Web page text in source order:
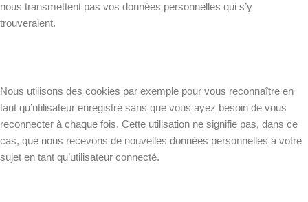
nous transmettent pas vos données personnelles qui s’y
trouveraient.
Nous utilisons des cookies par exemple pour vous reconnaître en
tant qu’utilisateur enregistré sans que vous ayez besoin de vous
reconnecter à chaque fois. Cette utilisation ne signifie pas, dans ce
cas, que nous recevons de nouvelles données personnelles à votre
sujet en tant qu’utilisateur connecté.